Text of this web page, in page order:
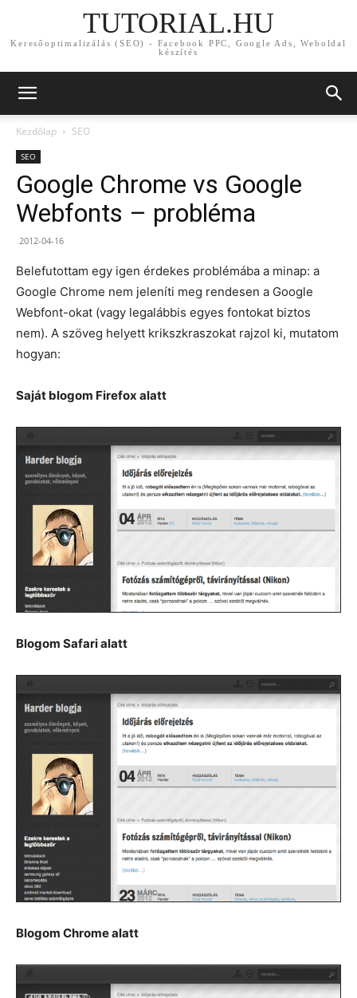
TUTORIAL.HU
Keresőoptimalizálás (SEO) - Facebook PPC, Google Ads, Weboldal
készítés
Kezdőlap SEO
SEO
Google Chrome vs Google
Webfonts – probléma
2012-04-16
Belefutottam egy igen érdekes problémába a minap: a
Google Chrome nem jeleníti meg rendesen a Google
Webfont-okat (vagy legalábbis egyes fontokat biztos
nem). A szöveg helyett krikszkraszokat rajzol ki, mutatom
hogyan:
Saját blogom Firefox alatt
Blogom Safari alatt
Blogom Chrome alatt